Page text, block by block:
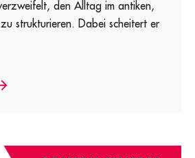
den Alltag im antiken,
strukturieren. Dabei scheitert er